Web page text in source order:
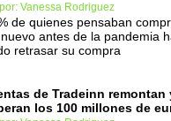
Vanessa Rodriguez
de quienes pensaban
antes de la pandemia
retrasar su compra
de Tradeinn remontan
los 100 millones de